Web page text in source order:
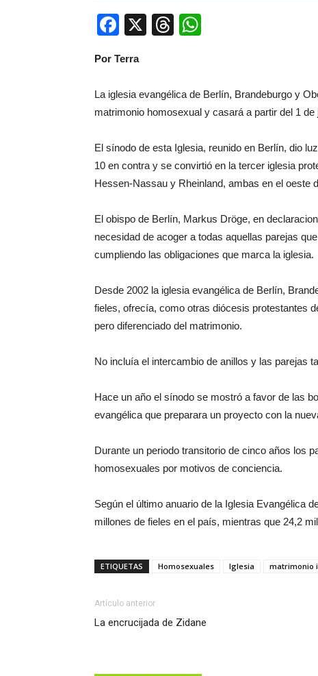
Facebook
X Threads
Por Terra
La iglesia evangélica de Berlín, Brandeburgo y
matrimonio homosexual y casará a partir del 1
El sínodo de esta Iglesia, reunido en Berlín, dio
10 en contra y se convirtió en la tercer iglesia
Hessen-Nassau y Rheinland, ambas en el oeste
El obispo de Berlín, Markus Dröge, en
necesidad de acoger a todas aquellas parejas
cumpliendo las obligaciones que marca la iglesia.
Desde 2002 la iglesia evangélica de Berlín,
fieles, ofrecía, como otras diócesis protestantes
pero diferenciado del matrimonio.
No incluía el intercambio de anillos y las parejas
Hace un año el sínodo se mostró a favor de las
evangélica que preparara un proyecto con la
Durante un periodo transitorio de cinco años los
homosexuales por motivos de conciencia.
Según el último anuario de la Iglesia Evangélica
millones de fieles en el país, mientras que 24,2
ETIQUETAS Homosexuales Iglesia matrimonio
Artículo anterior
La encrucijada de Zidane